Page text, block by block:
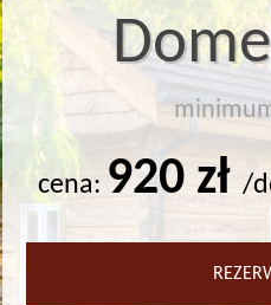
cena: 920 zł /